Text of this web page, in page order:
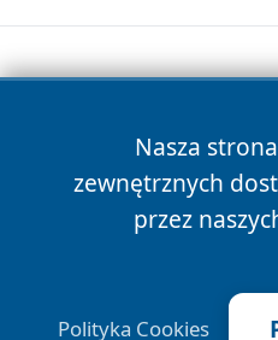
Nasza
zewnętrznych
przez
Polityka Cookies